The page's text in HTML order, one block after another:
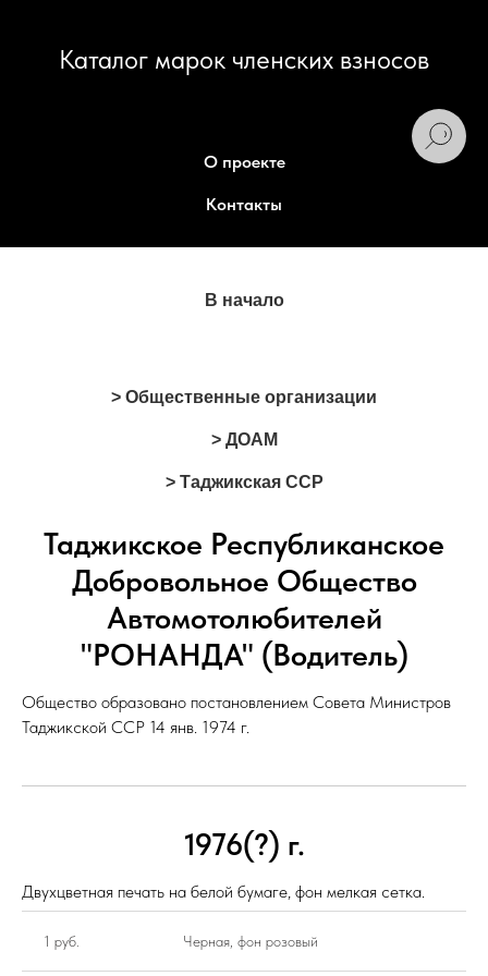
Каталог марок членских взносов
О проекте
Контакты
В начало
> Общественные организации
> ДОАМ
> Таджикская ССР
Таджикское Республиканское
Добровольное Общество
Автомотолюбителей
"РОНАНДА" (Водитель)
Общество образовано постановлением Совета Министров
Таджикской ССР 14 янв. 1974 г.
1976(?) г.
Двухцветная печать на белой бумаге, фон мелкая сетка.
1 руб. Черная, фон розовый